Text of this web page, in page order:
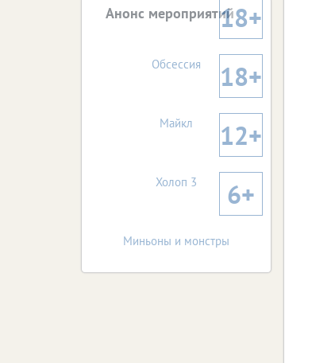
Анонс мероприятий18+
Обсессия 18+
Майкл 12+
Холоп 3 6+
Миньоны и монстры